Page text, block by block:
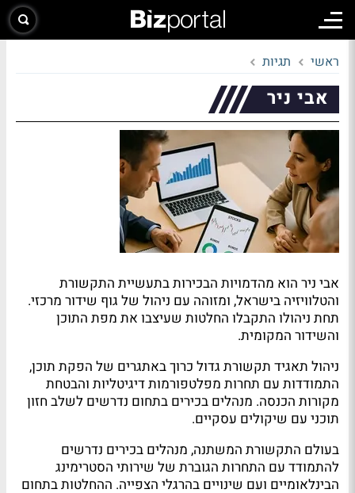
ראשי תגיות
אבי ניר
אבי ניר הוא מהדמויות הבכירות בתעשיית התקשורת
והטלוויזיה בישראל, ומזוהה עם ניהול של גוף שידור מרכזי.
תחת ניהולו התקבלו החלטות שעיצבו את מפת התוכן
והשידור המקומית.
ניהול תאגיד תקשורת גדול כרוך באתגרים של הפקת תוכן,
התמודדות עם תחרות מפלטפורמות דיגיטליות והבטחת
מקורות הכנסה. מנהלים בכירים בתחום נדרשים לשלב חזון
תוכני עם שיקולים עסקיים.
בעולם התקשורת המשתנה, מנהלים בכירים נדרשים
להתמודד עם התחרות הגוברת של שירותי הסטרימינג
הבינלאומיים ועם שינויים בהרגלי הצפייה. ההחלטות בתחום